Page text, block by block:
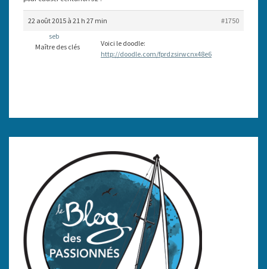
32
22 août 2015 à 21 h 27 min
#1750
seb
Maître des clés
Voici le doodle:
http://doodle.com/fprdzsirwcnx48e6